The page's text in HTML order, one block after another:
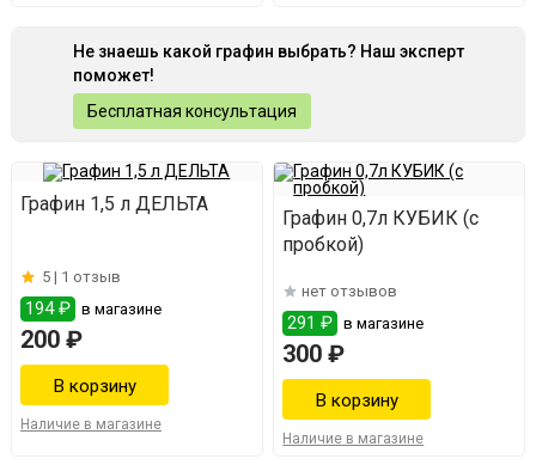
Не знаешь какой графин выбрать? Наш эксперт
поможет!
Бесплатная консультация
Графин 1,5 л ДЕЛЬТА
5 | 1 отзыв
194 ₽ в магазине
200 ₽
Наличие в магазине
Графин 0,7л КУБИК (с
пробкой)
нет отзывов
291 ₽ в магазине
300 ₽
Наличие в магазине